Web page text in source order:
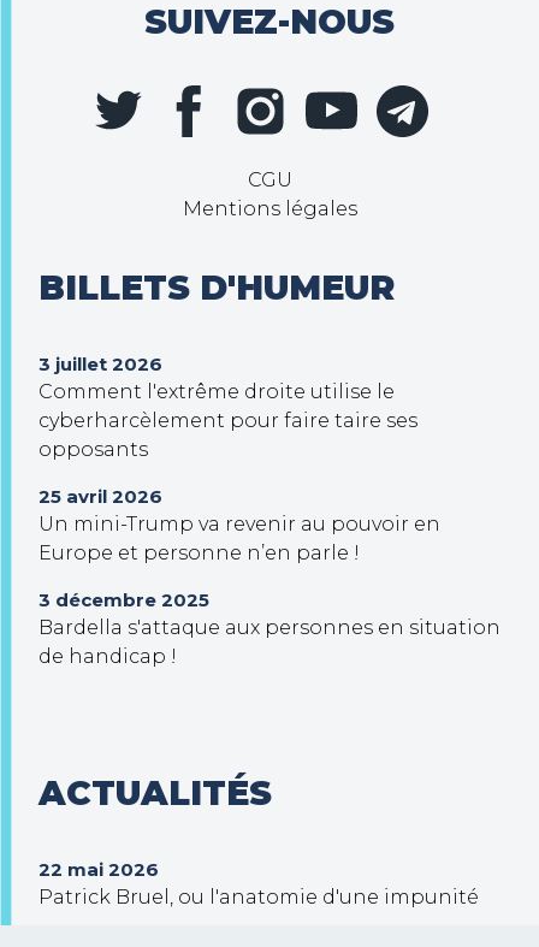
SUIVEZ-NOUS
CGU
Mentions légales
BILLETS D'HUMEUR
3 juillet 2026
Comment l'extrême droite utilise le
cyberharcèlement pour faire taire ses
opposants
25 avril 2026
Un mini-Trump va revenir au pouvoir en
Europe et personne n’en parle !
3 décembre 2025
Bardella s'attaque aux personnes en situation
de handicap !
ACTUALITÉS
22 mai 2026
Patrick Bruel, ou l'anatomie d'une impunité